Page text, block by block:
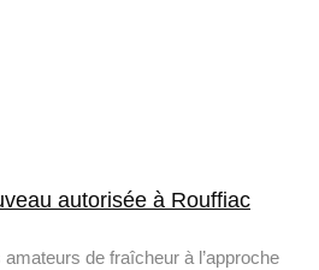
autorisée à Rouffiac
de fraîcheur à l’approche